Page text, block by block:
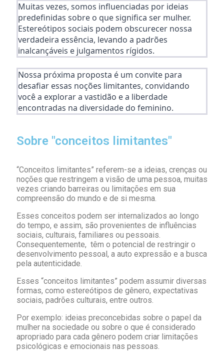
Muitas vezes, somos influenciadas por ideias
predefinidas sobre o que significa ser mulher.
Estereótipos sociais podem obscurecer nossa
verdadeira essência, levando a padrões
inalcançáveis e julgamentos rígidos.
Nossa próxima proposta é um convite para
desafiar essas noções limitantes, convidando
você a explorar a vastidão e a liberdade
encontradas na diversidade do feminino.
Sobre "conceitos limitantes"
“Conceitos limitantes” referem-se a ideias, crenças ou
noções que restringem a visão de uma pessoa, muitas
vezes criando barreiras ou limitações em sua
compreensão do mundo e de si mesma.
Esses conceitos podem ser internalizados ao longo
do tempo, e assim, são provenientes de influências
sociais, culturais, familiares ou pessoais.
Consequentemente, têm o potencial de restringir o
desenvolvimento pessoal, a auto expressão e a busca
pela autenticidade.
Esses “conceitos limitantes” podem assumir diversas
formas, como estereótipos de gênero, expectativas
sociais, padrões culturais, entre outros.
Por exemplo: ideias preconcebidas sobre o papel da
mulher na sociedade ou sobre o que é considerado
apropriado para cada gênero podem criar limitações
psicológicas e emocionais nas pessoas.